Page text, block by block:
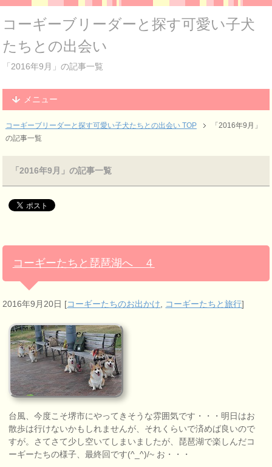
コーギーブリーダーと探す可愛い子犬
たちとの出会い
「2016年9月」の記事一覧
メニュー
コーギーブリーダーと探す可愛い子犬たちとの出会い TOP
「2016年9月」
の記事一覧
「2016年9月」の記事一覧
コーギーたちと琵琶湖へ ４
2016年9月20日 [コーギーたちのお出かけ, コーギーたちと旅行]
台風、今度こそ堺市にやってきそうな雰囲気です・・・明日はお
散歩は行けないかもしれませんが、それくらいで済めば良いので
すが。さてさて少し空いてしまいましたが、琵琶湖で楽しんだコ
ーギーたちの様子、最終回です(^_^)/~ お・・・